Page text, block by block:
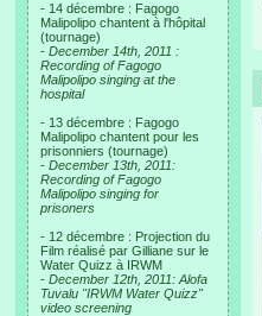
- 14 décembre : Fagogo
Malipolipo chantent à l'hôpital
(tournage)
- December 14th, 2011 :
Recording of Fagogo
Malipolipo singing at the
hospital
- 13 décembre : Fagogo
Malipolipo chantent pour les
prisonniers (tournage)
- December 13th, 2011:
Recording of Fagogo
Malipolipo singing for
prisoners
- 12 décembre : Projection du
Film réalisé par Gilliane sur le
Water Quizz à IRWM
- December 12th, 2011: Alofa
Tuvalu "IRWM Water Quizz"
video screening